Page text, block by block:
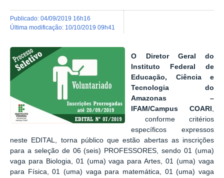
publicado: 04/09/2019 16h16
última modificação: 10/10/2019 09h41
O Diretor Geral do
Instituto Federal de
Educação, Ciência e
Tecnologia do
Amazonas –
IFAM/Campus COARI ,
conforme critérios
específicos expressos
neste EDITAL, torna público que estão abertas as inscrições
para a seleção de 06 (seis) PROFESSORES, sendo 01 (uma)
vaga para Biologia, 01 (uma) vaga para Artes, 01 (uma) vaga
para Física, 01 (uma) vaga para matemática, 01 (uma) vaga